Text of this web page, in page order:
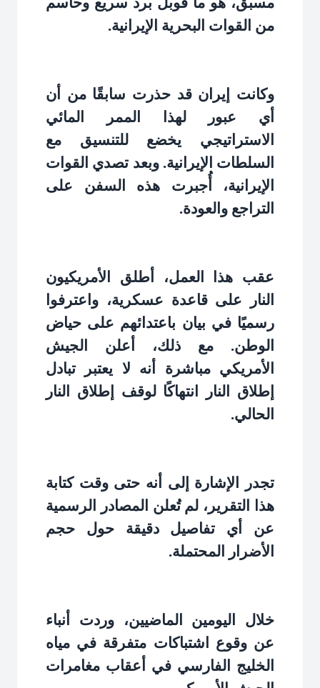
من القوات البحرية الإيرانية.
وكانت إيران قد حذرت سابقًا من أن
أي عبور لهذا الممر المائي
الاستراتيجي يخضع للتنسيق مع
السلطات الإيرانية. وبعد تصدي القوات
الإيرانية، أُجبرت هذه السفن على
التراجع والعودة.
عقب هذا العمل، أطلق الأمريكيون
النار على قاعدة عسكرية، واعترفوا
رسميًا في بيان باعتدائهم على حياض
الوطن. مع ذلك، أعلن الجيش
الأمريكي مباشرة أنه لا يعتبر تبادل
إطلاق النار انتهاكًا لوقف إطلاق النار
الحالي.
تجدر الإشارة إلى أنه حتى وقت كتابة
هذا التقرير، لم تُعلن المصادر الرسمية
عن أي تفاصيل دقيقة حول حجم
الأضرار المحتملة.
خلال اليومين الماضيين، وردت أنباء
عن وقوع اشتباكات متفرقة في مياه
الخليج الفارسي في أعقاب مغامرات